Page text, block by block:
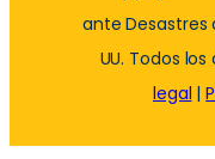
ante Desastres
UU. Todos
legal |